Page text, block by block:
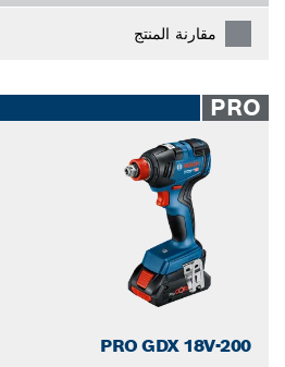
مقارنة المنتج
PRO
PRO GDX 18V-200